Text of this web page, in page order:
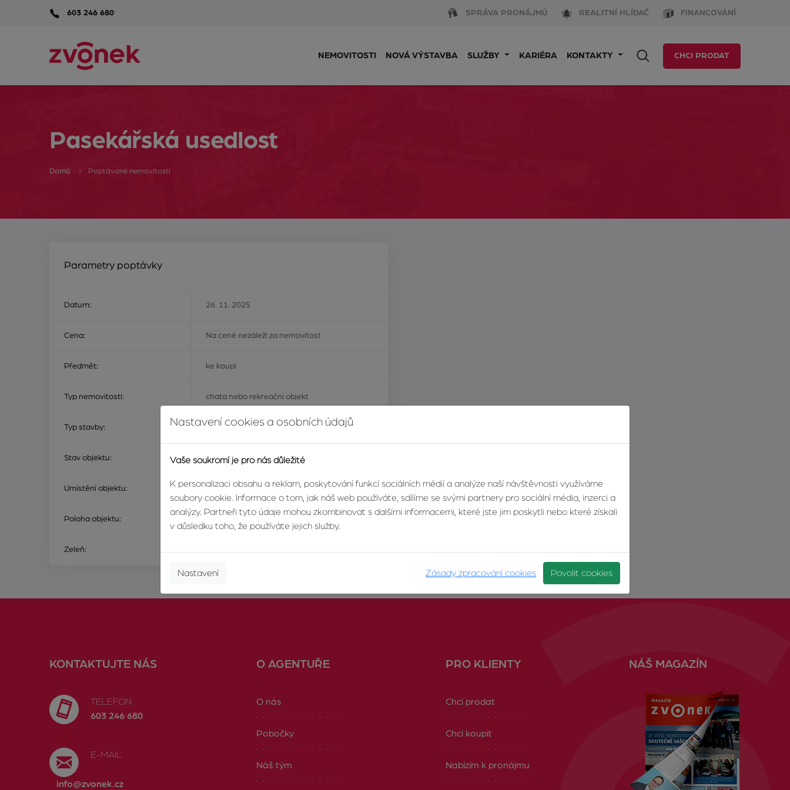
603 246 680 SPRÁVA PRONÁJMŮ REALITNÍ HLÍDAČ FINANCOVÁNÍ
NEMOVITOSTI NOVÁ VÝSTAVBA SLUŽBY KARIÉRA KONTAKTY CHCI PRODAT
Pasekářská usedlost
Domů Poptávané nemovitosti
Parametry poptávky
Datum: 26. 11. 2025
Cena: Na ceně nezáleží za nemovitost
Předmět: ke koupi
Typ nemovitosti: chata nebo rekreační objekt
Typ stavby: dřevěný, cihlový, kamenný, smíšený
Stav objektu: velmi dobrý, dobrý
Umístění objektu:
Poloha objektu:
Zeleň:
KONTAKTUJTE NÁS
TELEFON
603 246 680
E-MAIL
info@zvonek.cz
O AGENTUŘE
O nás
Pobočky
Náš tým
PRO KLIENTY
Chci prodat
Chci koupit
Nabízím k pronájmu
NÁŠ MAGAZÍN
Nastavení cookies a osobních údajů
Vaše soukromí je pro nás důležité
K personalizaci obsahu a reklam, poskytování funkcí sociálních médií a analýze naší návštěvnosti využíváme
soubory cookie. Informace o tom, jak náš web používáte, sdílíme se svými partnery pro sociální média, inzerci a
analýzy. Partneři tyto údaje mohou zkombinovat s dalšími informacemi, které jste jim poskytli nebo které získali
v důsledku toho, že používáte jejich služby.
Zásady zpracování cookies
Nastavení Povolit cookies